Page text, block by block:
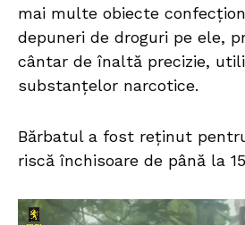
mai multe obiecte
depuneri de droguri pe ele,
cântar de înaltă precizie,
substanțelor narcotice.
Bărbatul a fost reținut
riscă închisoare de până la